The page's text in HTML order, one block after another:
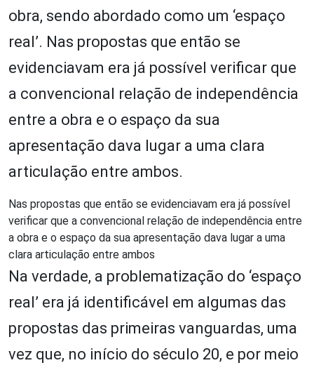
obra, sendo abordado como um ‘espaço
real’. Nas propostas que então se
evidenciavam era já possível verificar que
a convencional relação de independência
entre a obra e o espaço da sua
apresentação dava lugar a uma clara
articulação entre ambos.
Nas propostas que então se evidenciavam era já possível
verificar que a convencional relação de independência entre
a obra e o espaço da sua apresentação dava lugar a uma
clara articulação entre ambos
Na verdade, a problematização do ‘espaço
real’ era já identificável em algumas das
propostas das primeiras vanguardas, uma
vez que, no início do século 20, e por meio